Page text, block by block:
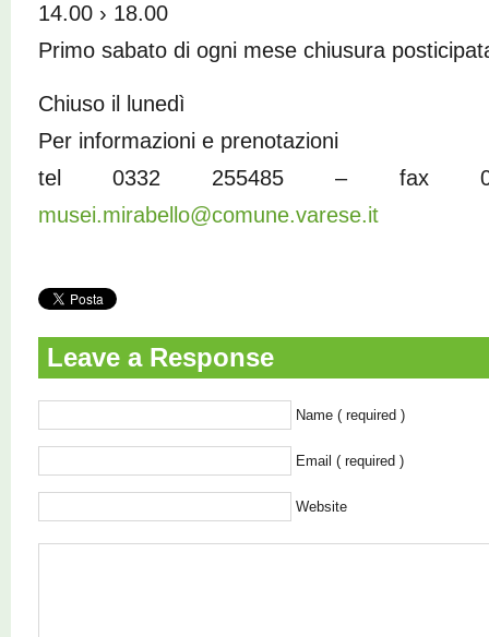
14.00 › 18.00
Primo sabato di ogni mese chiusura
Chiuso il lunedì
Per informazioni e prenotazioni
tel 0332 255485 – fax
musei.mirabello@comune.varese.it
Leave a Response
Name ( required )
Email ( required )
Website